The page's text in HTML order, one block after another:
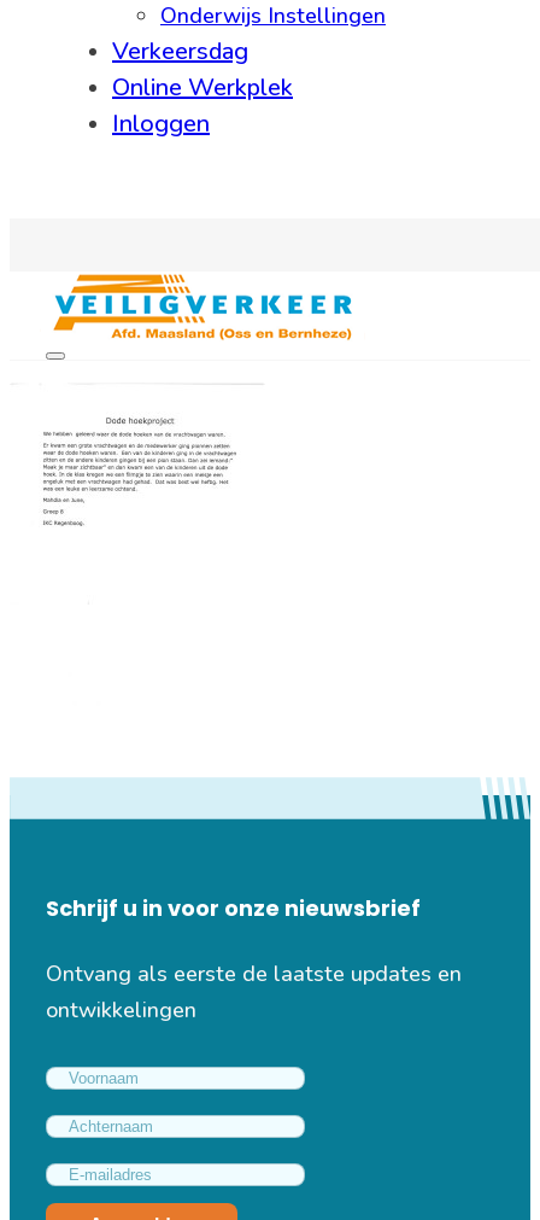
Onderwijs Instellingen
Verkeersdag
Online Werkplek
Inloggen
Schrijf u in voor onze nieuwsbrief
Ontvang als eerste de laatste updates en
ontwikkelingen